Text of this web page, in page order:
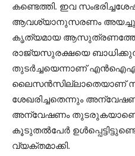
കണ്ടെത്തി. ഇവ
ആവശ്യാനുസരണം
കൃത്യമായ
രാജ്യസുരക്ഷയെ ബാധിക്കുന്ന
തുടര്‍ച്ചയെന്നാണ്
ലൈസന്‍സില്ലാതെയാണ്
ശേഖരിച്ചതെന്നും
അന്വേഷണം
കൂടുതല്‍പേര്‍
വ്യക്തമാക്കി.